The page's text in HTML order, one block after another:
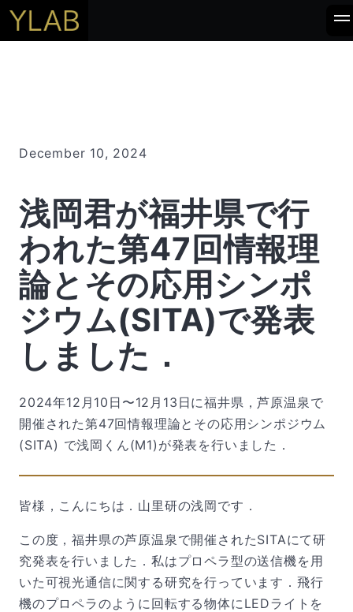
December 10, 2024
浅岡君が福井県で行
われた第47回情報理
論とその応用シンポ
ジウム(SITA)で発表
しました．
2024年12月10日〜12月13日に福井県，芦原温泉で
開催された第47回情報理論とその応用シンポジウム
(SITA) で浅岡くん(M1)が発表を行いました．
皆様，こんにちは．山里研の浅岡です．
この度，福井県の芦原温泉で開催されたSITAにて研
究発表を行いました．私はプロペラ型の送信機を用
いた可視光通信に関する研究を行っています．飛行
機のプロペラのように回転する物体にLEDライトを